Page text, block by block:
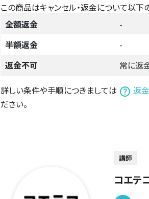
この商品はキャンセル・返金について以下
全額返金
-
半額返金
-
返金不可
常に返
詳しい条件や手順につきましては 返
ださい。
講師
コエテ